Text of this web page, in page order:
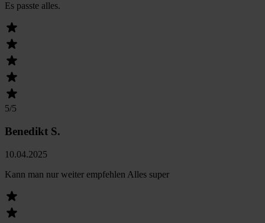
Es passte alles.
5/5
Benedikt S.
10.04.2025
Kann man nur weiter empfehlen Alles super